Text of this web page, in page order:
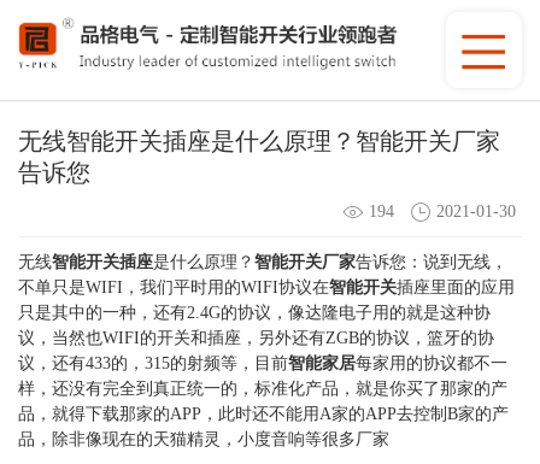
无线智能开关插座是什么原理？智能开关厂家
告诉您
194 2021-01-30
无线智能开关插座是什么原理？ 智能开关厂家告诉您：说到无线，
不单只是WIFI，我们平时用的WIFI协议在智能开关插座里面的应用
只是其中的一种，还有2.4G的协议，像达隆电子用的就是这种协
议，当然也WIFI的开关和插座，另外还有ZGB的协议，篮牙的协
议，还有433的，315的射频等，目前智能家居每家用的协议都不一
样，还没有完全到真正统一的，标准化产品，就是你买了那家的产
品，就得下载那家的APP，此时还不能用A家的APP去控制B家的产
品，除非像现在的天猫精灵，小度音响等很多厂家